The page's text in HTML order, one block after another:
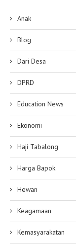
Anak
Blog
Dari Desa
DPRD
Education News
Ekonomi
Haji Tabalong
Harga Bapok
Hewan
Keagamaan
Kemasyarakatan